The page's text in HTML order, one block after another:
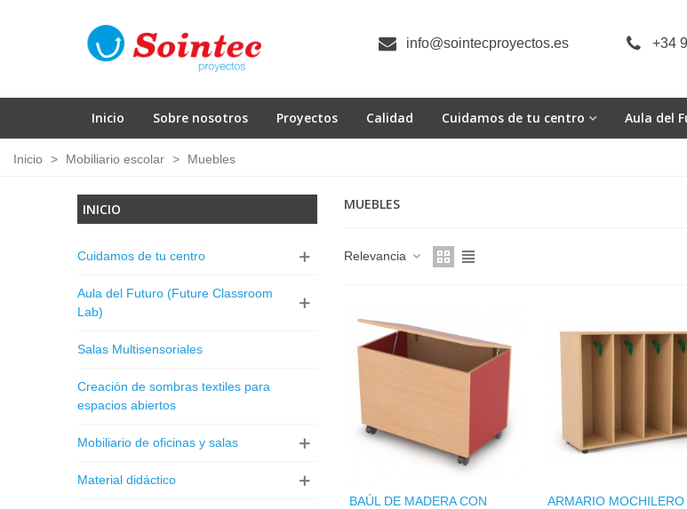
info@sointecproyectos.es +34
Inicio Sobre nosotros Proyectos Calidad Cuidamos de tu centro Aula del
Inicio > Mobiliario escolar > Muebles
INICIO
Cuidamos de tu centro
Aula del Futuro (Future Classroom
Lab)
Salas Multisensoriales
Creación de sombras textiles para
espacios abiertos
Mobiliario de oficinas y salas
Material didáctico
MUEBLES
Relevancia
BAÚL DE MADERA CON
ARMARIO MOCHILERO